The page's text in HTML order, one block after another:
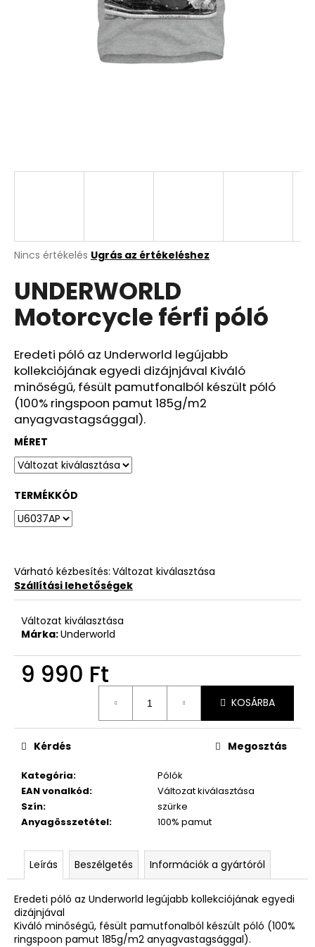
A
átlagos
értékelése
5-
ből
csillag.
Nincs értékelés Ugrás az értékeléshez
UNDERWORLD
Motorcycle férfi póló
Eredeti póló az Underworld legújabb
kollekciójának egyedi dizájnjával Kiváló
minőségű, fésült pamutfonalból készült póló
(100% ringspoon pamut 185g/m2
anyagvastagsággal).
MÉRET
TERMÉKKÓD
Várható kézbesítés: Változat kiválasztása
Szállítási lehetőségek
Változat kiválasztása
Márka:Underworld
9 990 Ft
KOSÁRBA
Kategória:
Pólók
EAN vonalkód:
Változat kiválasztása
Szín:
szürke
Anyagösszetétel: 100% pamut
Kérdés Megosztás
Leírás Beszélgetés Információk a gyártóról
Eredeti póló az Underworld legújabb kollekciójának egyedi
dizájnjával
Kiváló minőségű, fésült pamutfonalból készült póló (100%
ringspoon pamut 185g/m2 anyagvastagsággal).